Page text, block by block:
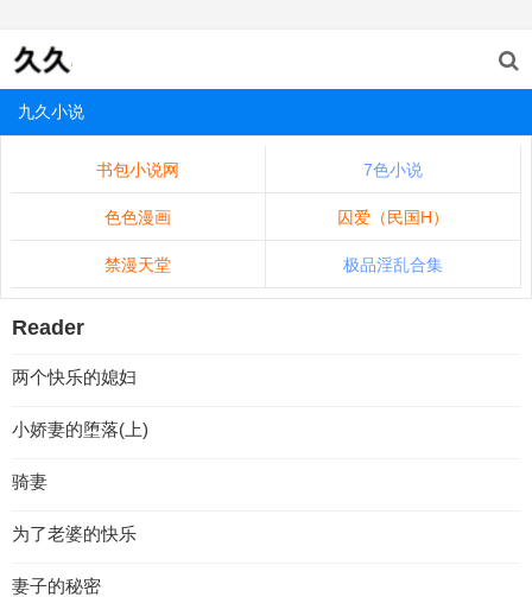
九久小说
书包小说网 7色小说
色色漫画 囚爱（民国H）
禁漫天堂 极品淫乱合集
Reader
两个快乐的媳妇
小娇妻的堕落(上)
骑妻
为了老婆的快乐
妻子的秘密